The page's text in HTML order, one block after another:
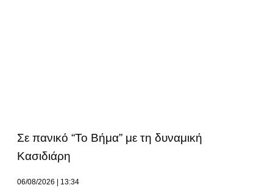
Σε πανικό “Το Βήμα” με τη δυναμική
Κασιδιάρη
06/08/2026 13:34